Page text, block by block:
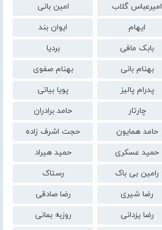
امیرعباس گلاب
امین بانی
ایهام
ایوان بند
بابک مافی
بردیا
بهنام بانی
بهنام صفوی
پدرام پالیز
پویا بیاتی
چارتار
حامد برادران
حامد همایون
حجت اشرف زاده
حمید عسکری
حمید هیراد
رامین بی باک
رستاک
رضا شیری
رضا صادقی
رضا یزدانی
روزبه بمانی